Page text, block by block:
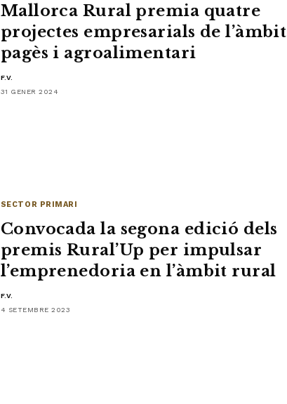
Mallorca Rural premia quatre
projectes empresarials de l’àmbit
pagès i agroalimentari
F.V.
31 GENER 2024
SECTOR PRIMARI
Convocada la segona edició dels
premis Rural’Up per impulsar
l’emprenedoria en l’àmbit rural
F.V.
4 SETEMBRE 2023